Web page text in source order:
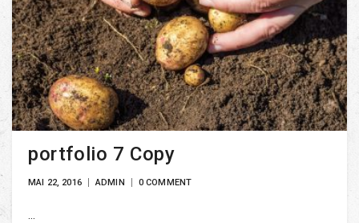
portfolio 7 Copy
MAI 22, 2016 ADMIN 0 COMMENT
...